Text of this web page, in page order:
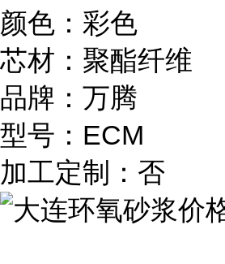
颜色：彩色
芯材：聚酯纤维
品牌：万腾
型号：ECM
加工定制：否